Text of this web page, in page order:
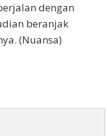
dengan
beranjak
(Nuansa)